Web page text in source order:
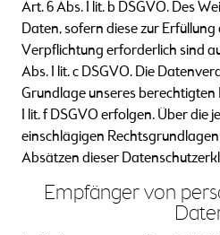
Art. 6 Abs. 1 lit. b DSGVO. Des
Daten, sofern diese zur
Verpflichtung erforderlich sind
Abs. 1 lit. c DSGVO. Die
Grundlage unseres berechtigten
1 lit. f DSGVO erfolgen. Über die
einschlägigen
Absätzen dieser
Empfänger von